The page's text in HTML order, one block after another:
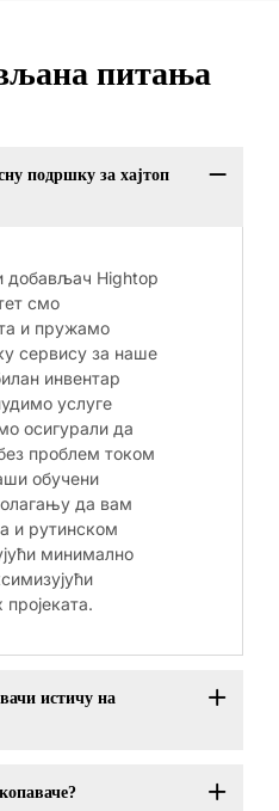
питања
подршку за хајтоп
добављач Hightop
смо
и пружамо
сервису за наше
инвентар
услуге
осигурали да
проблем током
обучени
да вам
и рутинском
минимално
истичу на